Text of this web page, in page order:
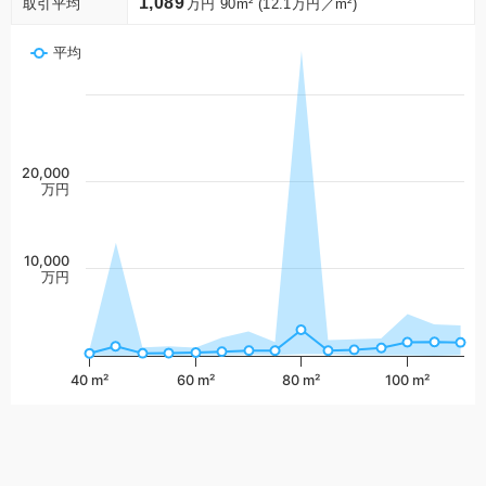
取引平均 万円 90m² (12.1万円／m²)
平均
40 m² 60 m² 80 m² 100 m²
10,000
万円
20,000
万円